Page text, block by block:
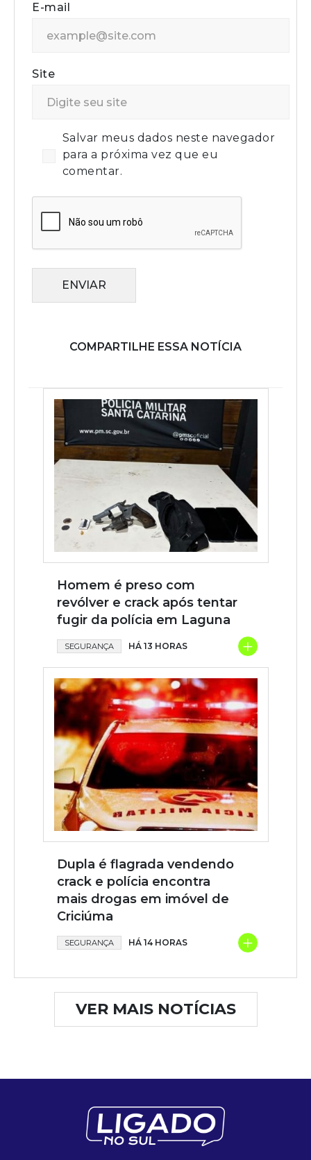
E-mail
Site
Salvar meus dados neste navegador
para a próxima vez que eu
comentar.
ENVIAR
COMPARTILHE ESSA NOTÍCIA
Homem é preso com
revólver e crack após tentar
fugir da polícia em Laguna
SEGURANÇA HÁ 13 HORAS +
Dupla é flagrada vendendo
crack e polícia encontra
mais drogas em imóvel de
Criciúma
SEGURANÇA HÁ 14 HORAS +
VER MAIS NOTÍCIAS